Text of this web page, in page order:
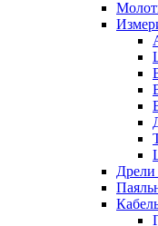
Дрели